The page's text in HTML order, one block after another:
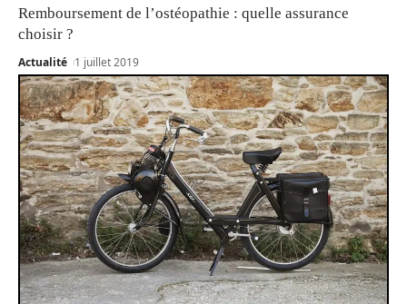
Remboursement de l’ostéopathie : quelle assurance
choisir ?
Actualité 1 juillet 2019